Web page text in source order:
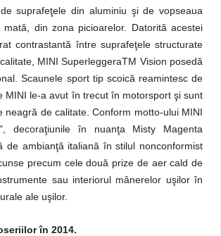
suprafeţele din aluminiu şi de vopseaua
din zona picioarelor. Datorită acestei
contrastantă între suprafeţele structurate
MINI SuperleggeraTM Vision posedă
Scaunele sport tip scoică reamintesc de
MINI le-a avut în trecut în motorsport şi sunt
neagră de calitate. Conform motto-ului MINI
decoraţiunile în nuanţa Misty Magenta
de ambianţă italiană în stilul nonconformist
precum cele două prize de aer cald de
sau interiorul mânerelor uşilor în
ale uşilor.
în 2014.